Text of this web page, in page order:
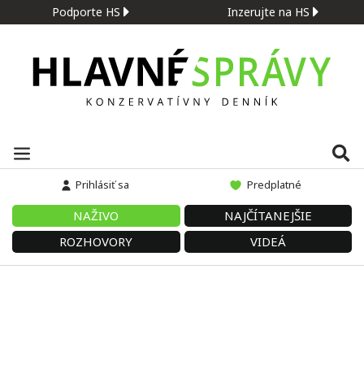
Podporte HS Inzerujte na HS
Prihlásiť sa Predplatné
NAŽIVO
NAJČÍTANEJŠIE
ROZHOVORY
VIDEÁ